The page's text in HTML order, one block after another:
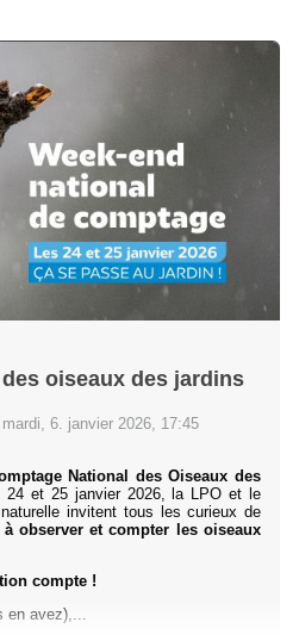
oiseaux des jardins
mardi, 6. janvier 2026, 17:45
National des Oiseaux des
24 et 25 janvier 2026, la LPO et le
naturelle invitent tous les curieux de
à observer et compter les oiseaux
compte !
avez),...